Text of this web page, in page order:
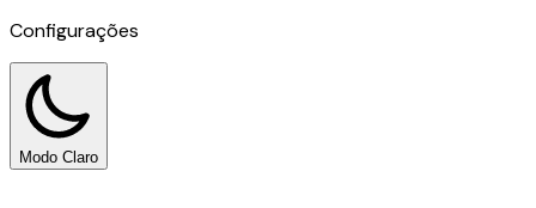
Configurações
Modo Claro